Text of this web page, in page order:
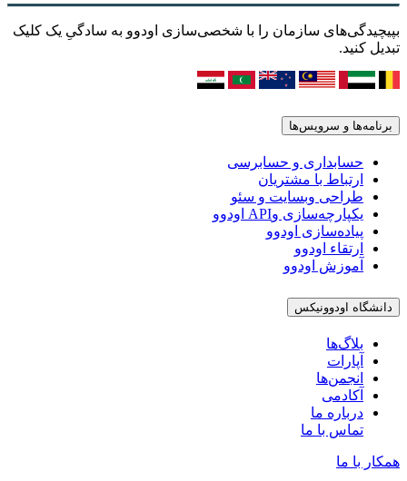
بپیچیدگی‌های سازمان را با شخصی‌سازی اودوو به سادگیِ یک کلیک
تبدیل کنید.
برنامه‌ها و سرویس‌ها
حسابداری و حسابرسی
ارتباط با مشتریان
طراحی وبسایت و سئو
یکپارچه‌سازی وAPI اودوو
پیاده‌سازی اودوو
ارتقاء اودوو
آموزش اودوو
دانشگاه اودوونیکس
بلاگ‌ها
آپارات
انجمن‌ها
آکادمی
درباره ما
تماس با ما
همکار با ما